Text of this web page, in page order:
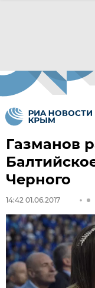
Газманов
Черного
14:42 01.06.2017